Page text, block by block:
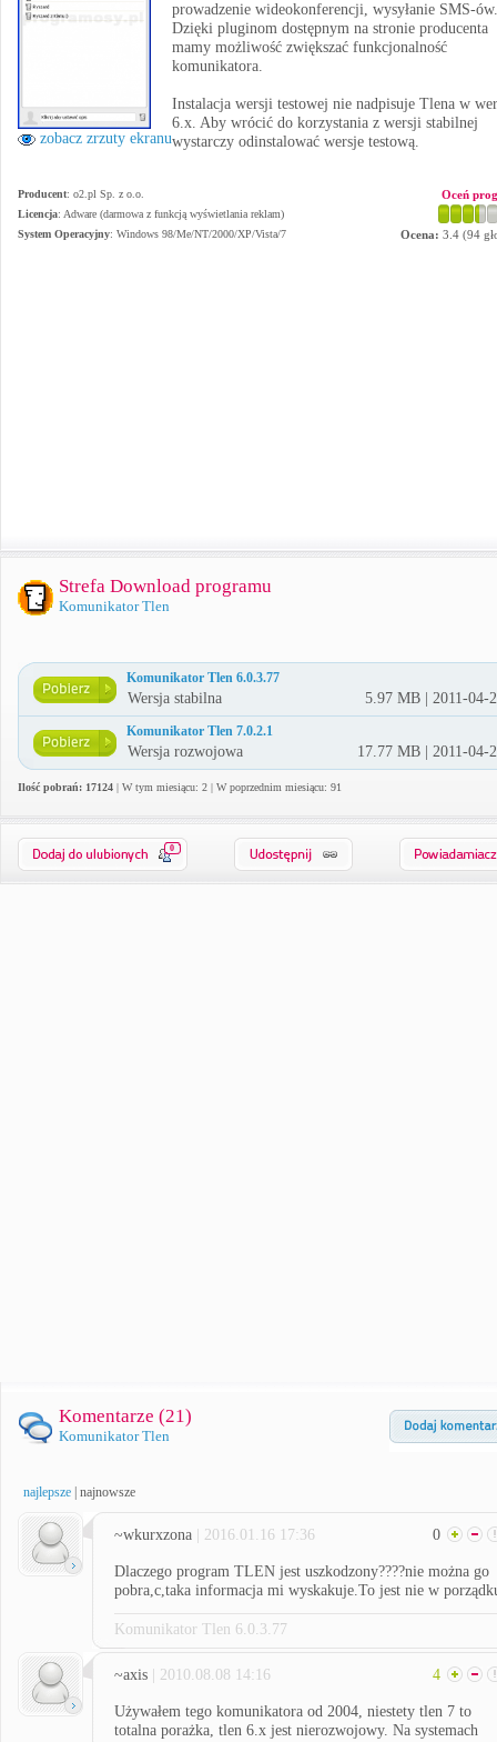
zobacz zrzuty ekranu
prowadzenie wideokonferencji, wysyłanie SMS-ów.
Dzięki pluginom dostępnym na stronie producenta
mamy możliwość zwiększać funkcjonalność
komunikatora.
Instalacja wersji testowej nie nadpisuje Tlena w
6.x. Aby wrócić do korzystania z wersji stabilnej
wystarczy odinstalować wersje testową.
Producent: o2.pl Sp. z o.o.
Licencja: Adware (darmowa z funkcją wyświetlania reklam)
System Operacyjny: Windows 98/Me/NT/2000/XP/Vista/7
Oceń
Ocena: 3.4 (94
Strefa Download programu
Komunikator Tlen
Komunikator Tlen 6.0.3.77
Wersja stabilna 5.97 MB | 2011-04-
Komunikator Tlen 7.0.2.1
Wersja rozwojowa 17.77 MB | 2011-04-
Ilość pobrań: 17124 | W tym miesiącu: 2 | W poprzednim miesiącu: 91
0
Komentarze (21)
Komunikator Tlen
najlepsze najnowsze
~wkurxzona | 2016.01.16 17:36 0
Dlaczego program TLEN jest uszkodzony????nie można go
pobra,c,taka informacja mi wyskakuje.To jest nie w
Komunikator Tlen 6.0.3.77
~axis | 2010.08.08 14:16 4
Używałem tego komunikatora od 2004, niestety tlen 7 to
totalna porażka, tlen 6.x jest nierozwojowy. Na systemach